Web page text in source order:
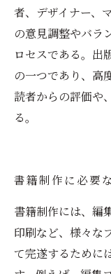
者、デザイナー、
の意見調整やバラ
ロセスである。出
の一つであり、高
読者からの評価や
る。
書籍制作に必要
書籍制作には、編
印刷など、様々な
て完遂するために